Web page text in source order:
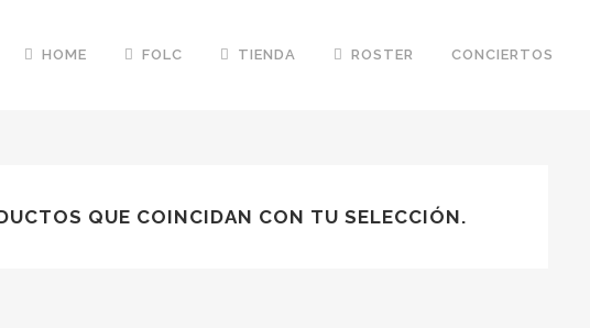
HOME FOLC TIENDA ROSTER CONCIERTOS
QUE COINCIDAN CON TU SELECCIÓN.